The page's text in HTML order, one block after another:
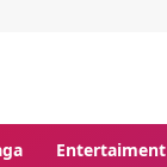
Entertaiment